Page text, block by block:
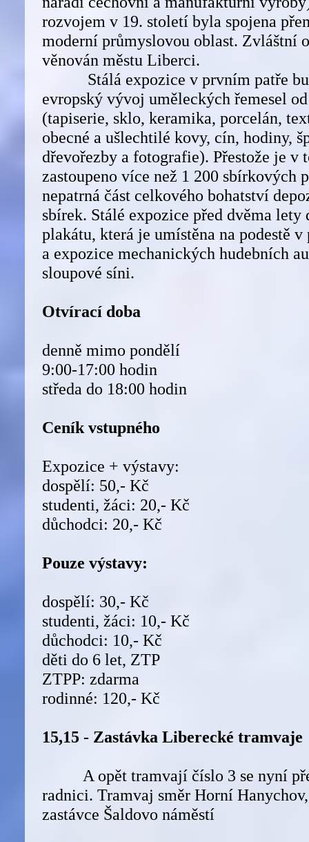
rozvojem v 19. století byla spojena
moderní průmyslovou oblast. Zvláštní
věnován městu Liberci.
Stálá expozice v prvním patře
evropský vývoj uměleckých řemesel
(tapiserie, sklo, keramika, porcelán,
obecné a ušlechtilé kovy, cín, hodiny,
dřevořezby a fotografie). Přestože je v
zastoupeno více než 1 200 sbírkových
nepatrná část celkového bohatství
sbírek. Stálé expozice před dvěma
plakátu, která je umístěna na podestě
a expozice mechanických hudebních
sloupové síni.
Otvírací doba
denně mimo pondělí
9:00-17:00 hodin
středa do 18:00 hodin
Ceník vstupného
Expozice + výstavy:
dospělí: 50,- Kč
studenti, žáci: 20,- Kč
důchodci: 20,- Kč
Pouze výstavy:
dospělí: 30,- Kč
studenti, žáci: 10,- Kč
důchodci: 10,- Kč
děti do 6 let, ZTP
ZTPP: zdarma
rodinné: 120,- Kč
15,15 - Zastávka Liberecké tramvaje
A opět tramvají číslo 3 se nyní
radnici. Tramvaj směr Horní
zastávce Šaldovo náměstí